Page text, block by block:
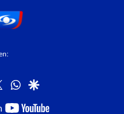
twitterwhatsapp
google
youtube-